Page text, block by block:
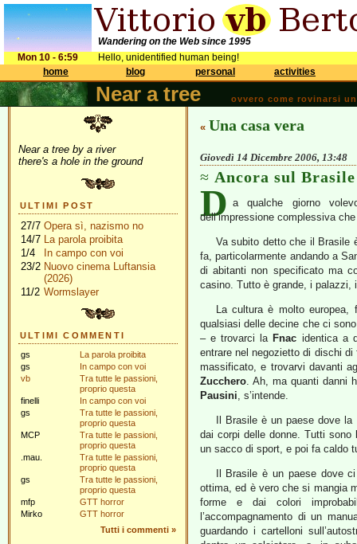
Wandering on the Web since 1995
Mon 10 - 6:59
Hello, unidentified human being!
home
blog personal activities
Near a tree ovvero come rovinarsi
Near a tree by a river
there's a hole in the ground
ULTIMI POST
27/7 Opera sì, nazismo no
14/7 La parola proibita
1/4
In campo con voi
23/2 Nuovo cinema Luftansia
(2026)
11/2 Wormslayer
ULTIMI COMMENTI
gs
La parola proibita
gs
In campo con voi
vb
Tra tutte le passioni,
proprio questa
finelli
In campo con voi
gs
Tra tutte le passioni,
proprio questa
MCP
Tra tutte le passioni,
proprio questa
.mau.
Tra tutte le passioni,
proprio questa
gs
Tra tutte le passioni,
proprio questa
mfp
GTT horror
Mirko
GTT horror
Tutti i commenti »
« Una casa vera
Giovedì 14 Dicembre 2006, 13:48
Ancora sul Brasile
D a qualche giorno
dell’impressione complessiva
Va subito detto che il Brasile
fa, particolarmente andando a
di abitanti non specificato ma
casino. Tutto è grande, i palazzi,
La cultura è molto
qualsiasi delle decine che ci
– e trovarci la Fnac identica a
entrare nel negozietto di dischi
massificato, e trovarvi davanti
Zucchero. Ah, ma quanti danni
Pausini, s’intende.
Il Brasile è un paese dove
dai corpi delle donne. Tutti
un sacco di sport, e poi fa caldo
Il Brasile è un paese dove
ottima, ed è vero che si mangia
forme e dai colori
l’accompagnamento di un
guardando i cartelloni